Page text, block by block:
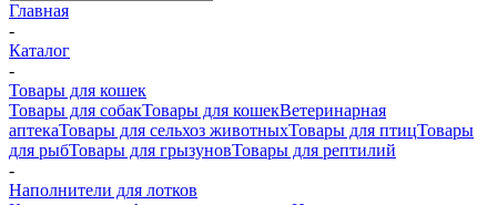
Главная
-
Каталог
-
Товары для кошек
Товары для собакТовары для кошекВетеринарная
аптекаТовары для сельхоз животныхТовары для птицТовары
для рыбТовары для грызуновТовары для рептилий
-
Наполнители для лотков